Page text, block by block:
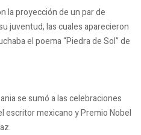
la proyección de un par de
juventud, las cuales aparecieron
el poema “Piedra de Sol” de
se sumó a las celebraciones
escritor mexicano y Premio Nobel